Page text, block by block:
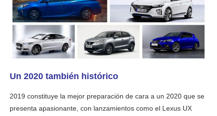
Un 2020 también histórico
2019 constituye la mejor preparación de cara a un 2020 que se
presenta apasionante, con lanzamientos como el Lexus UX